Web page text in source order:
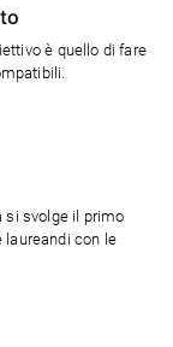
si svolge il primo
laureandi con le